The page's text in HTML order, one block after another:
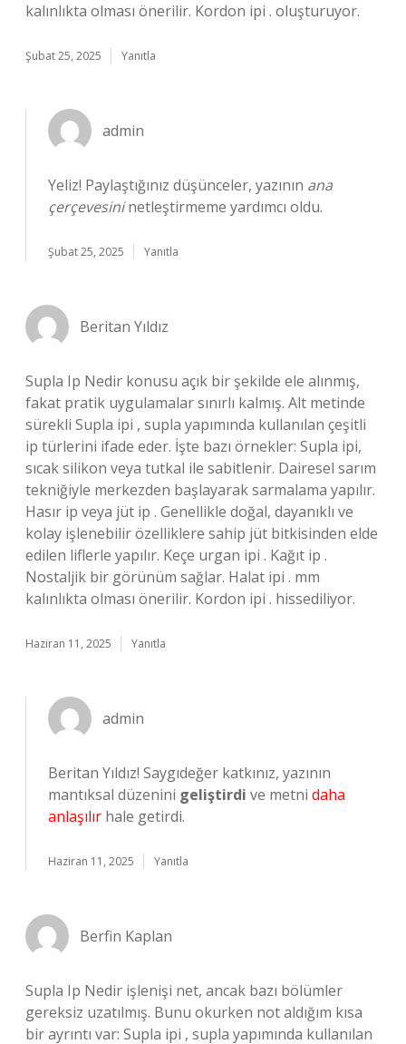
kalınlıkta olması önerilir. Kordon ipi . oluşturuyor.
Şubat 25, 2025 Yanıtla
admin
Yeliz! Paylaştığınız düşünceler, yazının ana
çerçevesininetleştirmeme yardımcı oldu.
Şubat 25, 2025 Yanıtla
Beritan Yıldız
Supla Ip Nedir konusu açık bir şekilde ele alınmış,
fakat pratik uygulamalar sınırlı kalmış. Alt metinde
sürekli Supla ipi , supla yapımında kullanılan çeşitli
ip türlerini ifade eder. İşte bazı örnekler: Supla ipi,
sıcak silikon veya tutkal ile sabitlenir. Dairesel sarım
tekniğiyle merkezden başlayarak sarmalama yapılır.
Hasır ip veya jüt ip . Genellikle doğal, dayanıklı ve
kolay işlenebilir özelliklere sahip jüt bitkisinden elde
edilen liflerle yapılır. Keçe urgan ipi . Kağıt ip .
Nostaljik bir görünüm sağlar. Halat ipi . mm
kalınlıkta olması önerilir. Kordon ipi . hissediliyor.
Haziran 11, 2025 Yanıtla
admin
Beritan Yıldız! Saygıdeğer katkınız, yazının
mantıksal düzenini geliştirdi ve metni daha
anlaşılır hale getirdi.
Haziran 11, 2025 Yanıtla
Berfin Kaplan
Supla Ip Nedir işlenişi net, ancak bazı bölümler
gereksiz uzatılmış. Bunu okurken not aldığım kısa
bir ayrıntı var: Supla ipi , supla yapımında kullanılan